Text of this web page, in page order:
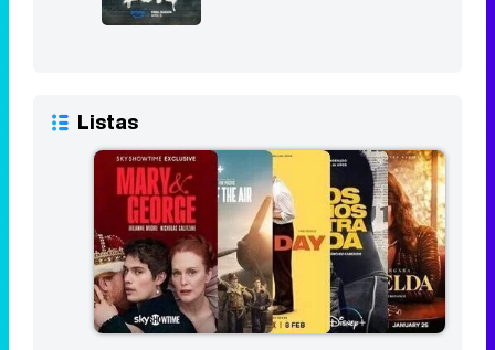
Las 10 mejores series del primer
trimestre de 2024